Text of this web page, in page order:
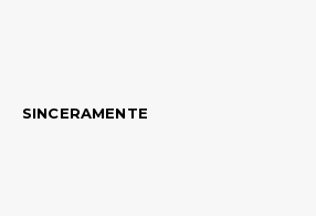
SINCERAMENTE